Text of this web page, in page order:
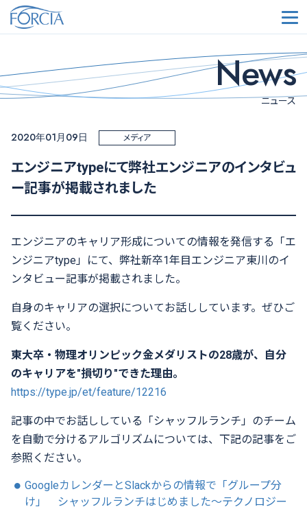
メ
News
ニュース
2020年01月09日 メディア
エンジニアtypeにて弊社エンジニアのインタビュ
ー記事が掲載されました
エンジニアのキャリア形成についての情報を発信する「エ
ンジニアtype」にて、弊社新卒1年目エンジニア東川のイ
ンタビュー記事が掲載されました。
自身のキャリアの選択についてお話ししています。ぜひご
覧ください。
東大卒・物理オリンピック金メダリストの28歳が、自分
のキャリアを"損切り"できた理由。
https://type.jp/et/feature/12216
記事の中でお話ししている「シャッフルランチ」のチーム
を自動で分けるアルゴリズムについては、下記の記事をご
参照ください。
GoogleカレンダーとSlackからの情報で「グループ分
け」 シャッフルランチはじめました～テクノロジー